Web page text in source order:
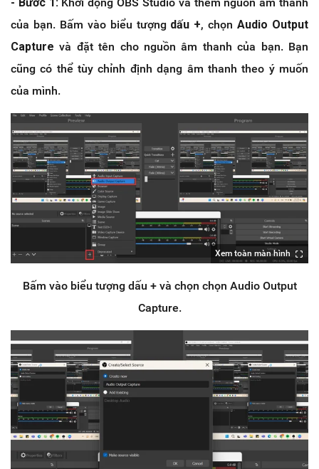
của bạn. Bấm vào biểu tượng dấu +, chọnAudio Output
Capturevà đặt tên cho nguồn âm thanh của bạn. Bạn
cũng có thể tùy chỉnh định dạng âm thanh theo ý muốn
của mình.
Xem toàn màn hình
Bấm vào biểu tượng dấu + và chọn chọn Audio Output
Capture.